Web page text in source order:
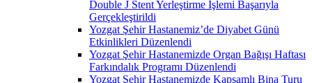
Double J Stent Yerleştirme İşlemi Başarıyla
Gerçekleştirildi
Yozgat Şehir Hastanemiz’de Diyabet Günü
Etkinlikleri Düzenlendi
Yozgat Şehir Hastanemizde Organ Bağışı Haftası
Farkındalık Programı Düzenlendi
Yozgat Şehir Hastanemizde Kapsamlı Bina Turu